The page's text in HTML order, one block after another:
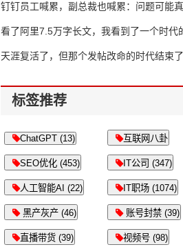
钉钉员工喊累，副总裁也喊累：问题可能
了
看了阿里7.5万字长文，我看到了一个时代
天涯复活了，但那个发帖改命的时代结束了
标签推荐
ChatGPT (13) 互联网八卦
SEO优化 (453) IT公司 (347)
人工智能AI (22) IT职场 (1074)
黑产灰产 (46) 账号封禁 (39)
直播带货 (39) 视频号 (98)